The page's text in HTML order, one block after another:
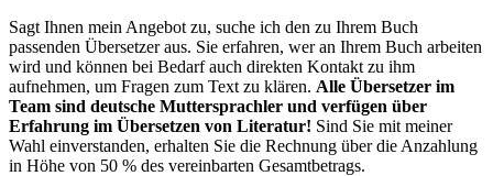
Sagt Ihnen mein Angebot zu, suche ich den zu Ihrem Buch
passenden Übersetzer aus. Sie erfahren, wer an Ihrem Buch arbeiten
wird und können bei Bedarf auch direkten Kontakt zu ihm
aufnehmen, um Fragen zum Text zu klären. Alle Übersetzer im
Team sind deutsche Muttersprachler und verfügen über
Erfahrung im Übersetzen von Literatur! Sind Sie mit meiner
Wahl einverstanden, erhalten Sie die Rechnung über die Anzahlung
in Höhe von 50 % des vereinbarten Gesamtbetrags.